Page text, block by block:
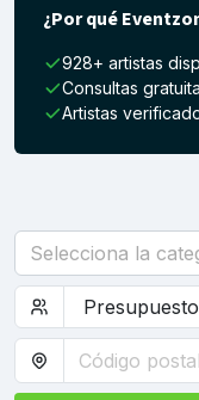
¿Por qué
928+ artistas
Consultas
Artistas
Selecciona la